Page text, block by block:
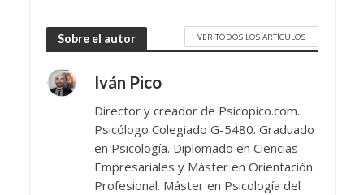
Sobre el autor VER TODOS LOS ARTÍCULOS
Iván Pico
Director y creador de Psicopico.com.
Psicólogo Colegiado G-5480. Graduado
en Psicología. Diplomado en Ciencias
Empresariales y Máster en Orientación
Profesional. Máster en Psicología del